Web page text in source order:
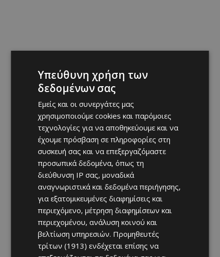
Υπεύθυνη χρήση των
δεδομένων σας
Εμείς και οι συνεργάτες μας
χρησιμοποιούμε cookies και παρόμοιες
τεχνολογίες για να αποθηκεύουμε και να
έχουμε πρόσβαση σε πληροφορίες στη
συσκευή σας και να επεξεργαζόμαστε
προσωπικά δεδομένα, όπως τη
διεύθυνση IP σας, μοναδικά
αναγνωριστικά και δεδομένα περιήγησης,
για εξατομικευμένες διαφημίσεις και
περιεχόμενο, μέτρηση διαφημίσεων και
περιεχομένου, ανάλυση κοινού και
βελτίωση υπηρεσιών. Προμηθευτές
τρίτων (1913) ενδέχεται επίσης να